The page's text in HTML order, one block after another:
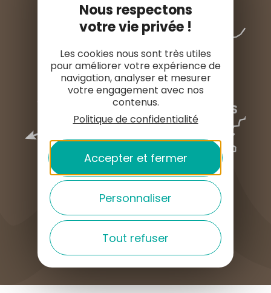
COMMENT VENIR ?
Nous respectons
votre vie privée !
Les cookies nous sont très utiles
pour améliorer votre expérience de
navigation, analyser et mesurer
votre engagement avec nos
contenus.
Politique de confidentialité
Accepter et fermer
Personnaliser
Tout refuser